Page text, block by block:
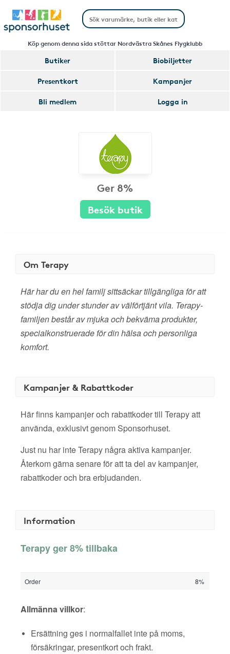
Köp genom denna sida stöttar Nordvästra Skånes Flygklubb
Butiker
Biobiljetter
Presentkort
Kampanjer
Bli medlem
Logga in
Ger 8%
Besök butik
Om Terapy
Här har du en hel familj sittsäckar tillgängliga för att
stödja dig under stunder av välförtjänt vila. Terapy-
familjen består av mjuka och bekväma produkter,
specialkonstruerade för din hälsa och personliga
komfort.
Kampanjer & Rabattkoder
Här finns kampanjer och rabattkoder till Terapy att
använda, exklusivt genom Sponsorhuset.
Just nu har inte Terapy några aktiva kampanjer.
Återkom gärna senare för att ta del av kampanjer,
rabattkoder och bra erbjudanden.
Information
Terapy ger 8% tillbaka
Order 8%
Allmänna villkor:
Ersättning ges i normalfallet inte på moms,
försäkringar, presentkort och frakt.